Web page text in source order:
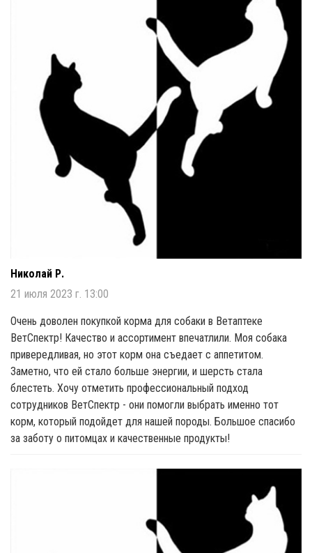
Николай Р.
21 июля 2023 г. 13:00
Очень доволен покупкой корма для собаки в Ветаптеке
ВетСпектр! Качество и ассортимент впечатлили. Моя собака
привередливая, но этот корм она съедает с аппетитом.
Заметно, что ей стало больше энергии, и шерсть стала
блестеть. Хочу отметить профессиональный подход
сотрудников ВетСпектр - они помогли выбрать именно тот
корм, который подойдет для нашей породы. Большое спасибо
за заботу о питомцах и качественные продукты!